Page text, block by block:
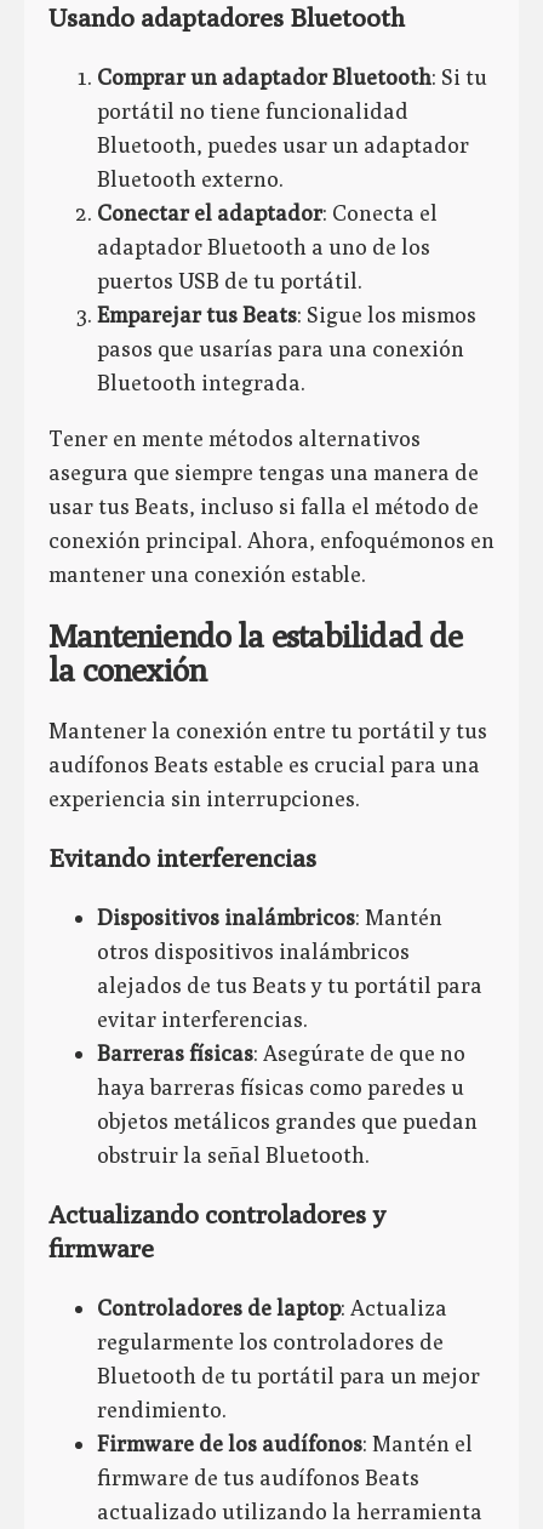
Usando adaptadores Bluetooth
Comprar un adaptador Bluetooth: Si tu
portátil no tiene funcionalidad
Bluetooth, puedes usar un adaptador
Bluetooth externo.
Conectar el adaptador: Conecta el
adaptador Bluetooth a uno de los
puertos USB de tu portátil.
Emparejar tus Beats: Sigue los mismos
pasos que usarías para una conexión
Bluetooth integrada.
Tener en mente métodos alternativos
asegura que siempre tengas una manera de
usar tus Beats, incluso si falla el método de
conexión principal. Ahora, enfoquémonos en
mantener una conexión estable.
Manteniendo la estabilidad de
la conexión
Mantener la conexión entre tu portátil y tus
audífonos Beats estable es crucial para una
experiencia sin interrupciones.
Evitando interferencias
Dispositivos inalámbricos: Mantén
otros dispositivos inalámbricos
alejados de tus Beats y tu portátil para
evitar interferencias.
Barreras físicas: Asegúrate de que no
haya barreras físicas como paredes u
objetos metálicos grandes que puedan
obstruir la señal Bluetooth.
Actualizando controladores y
firmware
Controladores de laptop: Actualiza
regularmente los controladores de
Bluetooth de tu portátil para un mejor
rendimiento.
Firmware de los audífonos: Mantén el
firmware de tus audífonos Beats
actualizado utilizando la herramienta